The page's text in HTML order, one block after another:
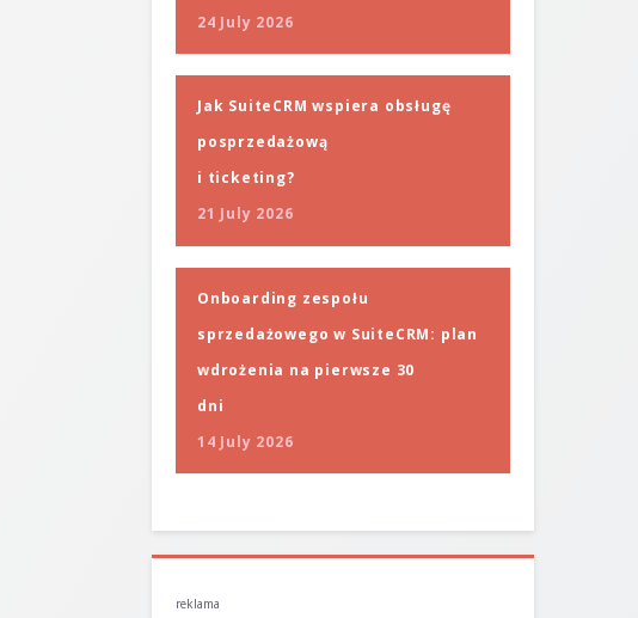
24 July 2026
Jak SuiteCRM wspiera obsługę
posprzedażową
i ticketing?
21 July 2026
Onboarding zespołu
sprzedażowego w SuiteCRM: plan
wdrożenia na pierwsze 30
dni
14 July 2026
reklama